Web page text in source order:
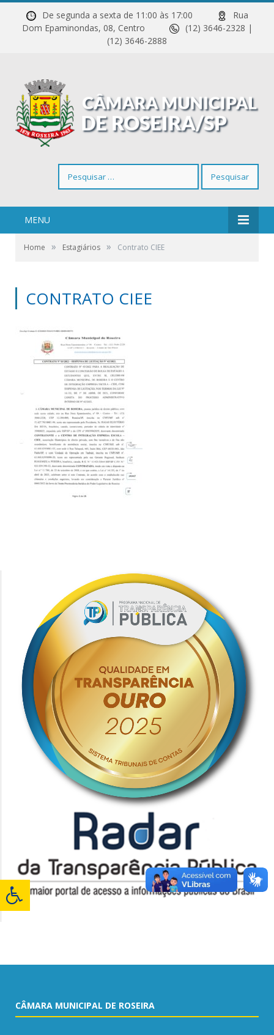
De segunda a sexta de 11:00 às 17:00
Rua
Dom Epaminondas, 08, Centro
(12) 3646-2328 |
(12) 3646-2888
por:
MENU
Home » Estagiários » Contrato CIEE
CONTRATO CIEE
CÂMARA MUNICIPAL DE ROSEIRA